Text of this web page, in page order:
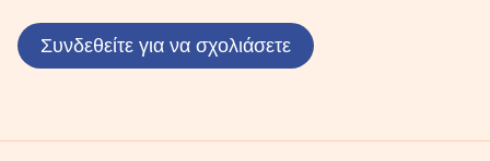
Συνδεθείτε για να σχολιάσετε